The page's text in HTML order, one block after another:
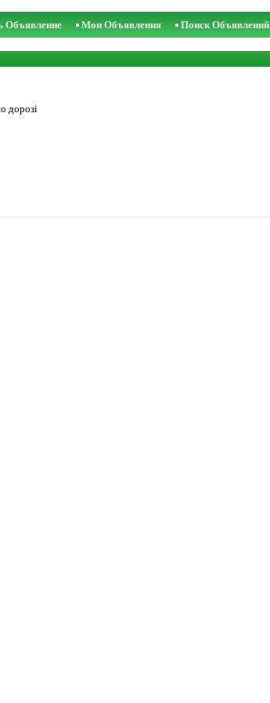
Объявление Мои Объявления Поиск Объявлений
дорозі